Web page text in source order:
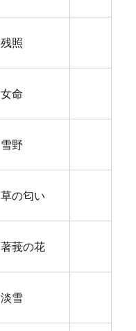
残照
女命
雪野
草の匂い
著莪の花
淡雪